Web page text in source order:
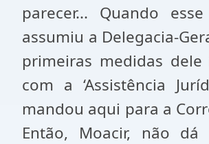
parecer... Quando
assumiu a Delegacia-
primeiras medidas
com a ‘Assistência
mandou aqui para a
Então, Moacir, não